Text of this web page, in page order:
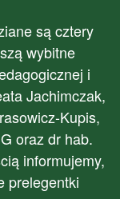
są cztery
wybitne
i
Jachimczak,
Kupis,
oraz dr hab.
informujemy,
prelegentki